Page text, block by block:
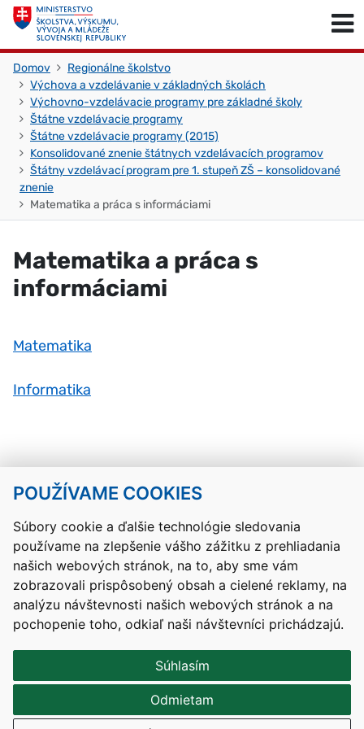
POUŽÍVAME COOKIES
Súbory cookie a ďalšie technológie sledovania
používame na zlepšenie vášho zážitku z prehliadania
našich webových stránok, na to, aby sme vám
zobrazovali prispôsobený obsah a cielené reklamy, na
analýzu návštevnosti našich webových stránok a na
pochopenie toho, odkiaľ naši návštevníci prichádzajú.
Súhlasím
Odmietam
Skočiť na obsah
Domov
Regionálne školstvo
Výchova a vzdelávanie v základných školách
Výchovno-vzdelávacie programy pre základné školy
Štátne vzdelávacie programy
Štátne vzdelávacie programy (2015)
Konsolidované znenie štátnych vzdelávacích programov
Štátny vzdelávací program pre 1. stupeň ZŠ – konsolidované
znenie
Matematika a práca s informáciami
Matematika a práca s
informáciami
Matematika
Informatika
Skočiť na začiatok stránky
Kontakty Mapa stránky RSS
Vyhlásenie o prístupnosti
Nastavenia cookies
Prevádzkovateľom služby je Ministerstvo školstva, výskumu,
vývoja a mládeže Slovenskej republiky.